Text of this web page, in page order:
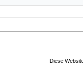
Diese